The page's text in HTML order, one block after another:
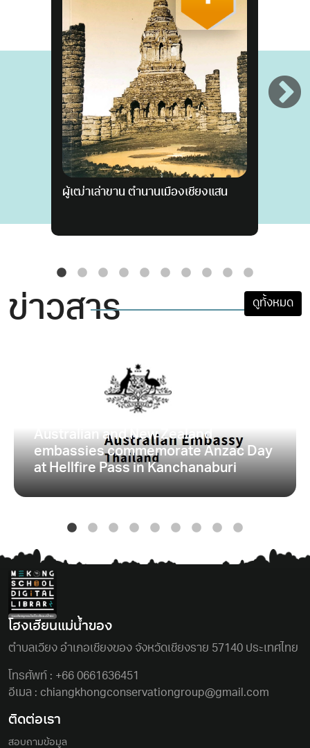
ผู้เฒ่าเล่าขาน ตำนานเมืองเชียงแสน
ข่าวสาร ดูทั้งหมด
Australian and New Zealand
embassies commemorate Anzac Day
at Hellfire Pass in Kanchanaburi
โฮงเฮียนแม่นํ้าของ
ตําบลเวียง อําเภอเชียงของ จังหวัดเชียงราย 57140 ประเทศไทย
โทรศัพท์ : +66 0661636451
อีเมล : chiangkhongconservationgroup@gmail.com
ติดต่อเรา
สอบถามข้อมูล